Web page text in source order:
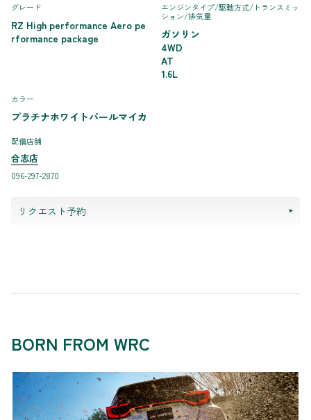
グレード
RZ High performance Aero pe
rformance package
エンジンタイプ/駆動方式/ トランスミッ
ション/排気量
ガソリン
4WD
AT
1.6L
カラー
プラチナホワイトパールマイカ
配備店舗
合志店
096-297-2870
リクエスト予約
BORN FROM WRC